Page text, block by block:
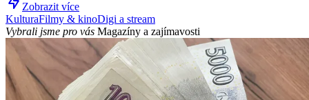
Zobrazit více
KulturaFilmy & kinoDigi a stream
Vybrali jsme pro vás Magazíny a zajímavosti